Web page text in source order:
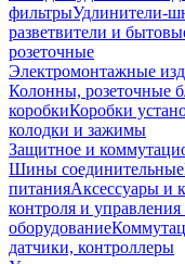
фильтрыУдлинители-
разветвители и
розеточные
Электромонтажные
Колонны, розеточные
коробкиКоробки
колодки и зажимы
Защитное и
Шины соединительные
питанияАксессуары и
контроля и управления
оборудование
датчики, контроллеры